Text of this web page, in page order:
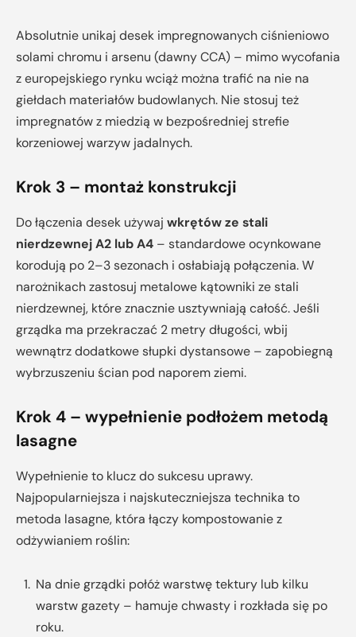
Absolutnie unikaj desek impregnowanych ciśnieniowo
solami chromu i arsenu (dawny CCA) – mimo wycofania
z europejskiego rynku wciąż można trafić na nie na
giełdach materiałów budowlanych. Nie stosuj też
impregnatów z miedzią w bezpośredniej strefie
korzeniowej warzyw jadalnych.
Krok 3 – montaż konstrukcji
Do łączenia desek używaj wkrętów ze stali
nierdzewnej A2 lub A4 – standardowe ocynkowane
korodują po 2–3 sezonach i osłabiają połączenia. W
narożnikach zastosuj metalowe kątowniki ze stali
nierdzewnej, które znacznie usztywniają całość. Jeśli
grządka ma przekraczać 2 metry długości, wbij
wewnątrz dodatkowe słupki dystansowe – zapobiegną
wybrzuszeniu ścian pod naporem ziemi.
Krok 4 – wypełnienie podłożem metodą
lasagne
Wypełnienie to klucz do sukcesu uprawy.
Najpopularniejsza i najskuteczniejsza technika to
metoda lasagne, która łączy kompostowanie z
odżywianiem roślin:
Na dnie grządki połóż warstwę tektury lub kilku
warstw gazety – hamuje chwasty i rozkłada się po
roku.